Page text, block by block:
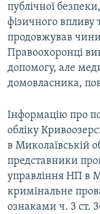
публічної
фізичного впливу
продовжував
Правоохоронці
допомогу, але
домовласника,
Інформацію про
обліку
в Миколаївській
представники
управління НП в
кримінальне
ознаками ч. 3 ст.